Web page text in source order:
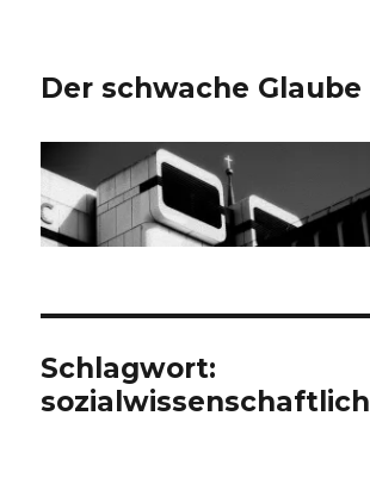
Der schwache Glaube
Schlagwort:
sozialwissenschaftlich